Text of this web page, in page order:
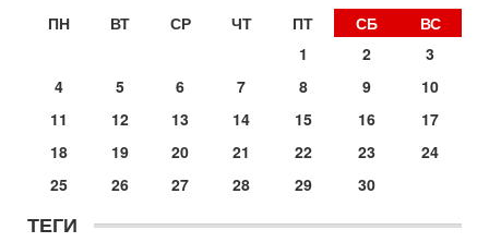
могут перейти к акциям протеста. Гистадрут объявил о
начале трудового спора между Профсоюзом
Удар по Ирану неизбежен! Украина вступает в новую
войну!
Сегодня гость нашей студии капитан 1-го ранга ВМC США
(в отставке) Гарри (Юрий) Табах, в прошлом: командир
Сколько ещё Нетаниягу продержится у власти?
ПН
ВТ СР ЧТ ПТ СБ
ВС
1
2
3
4
5 6 7 8 9
10
11
12 13 14 15 16
17
18
19 20 21 22 23
24
25
26 27 28 29 30
ТЕГИ